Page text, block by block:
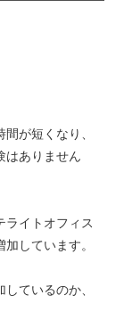
が短くなり、
はありません
ライトオフィス
しています。
ているのか、